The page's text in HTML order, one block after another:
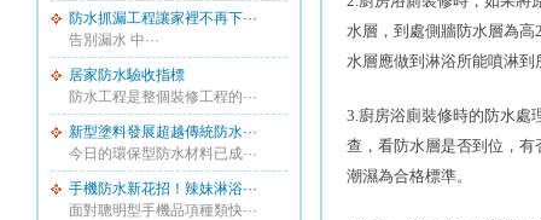
防水抓漏工程讓家裡不再下···
告別漏水 中···
居家防水驗收指標
防水工程是整個裝修工程的···
新型塗料發展超越傳統防水···
今日的環保型防水材料已成···
手機防水新花招！辣妹淋浴···
面對聰明型手機品項種類快···
水層，到處側牆防水層為高
水層應做到淋浴所能噴淋到
3.廚房浴廁裝修時的防水處
查，看防水層是否到位，
潮濕為合格標準。